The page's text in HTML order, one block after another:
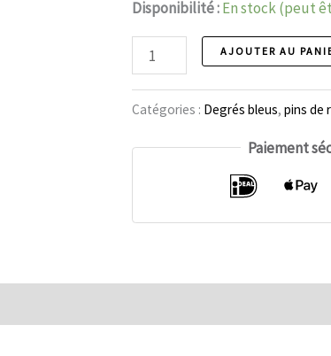
Disponibilité :En stock (peut
Broche
à
revers
quantité
AJOUTER AU
Catégories : Degrés bleus, pins de
Paiement